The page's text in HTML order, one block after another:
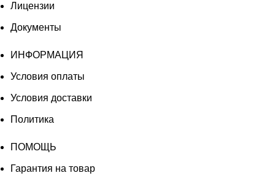
Лицензии
Документы
ИНФОРМАЦИЯ
Условия оплаты
Условия доставки
Политика
ПОМОЩЬ
Гарантия на товар